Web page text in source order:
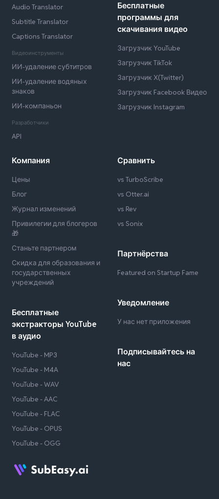
Audio Translator
Subtitle Translator
Captions Translator
Видеоинструменты
ИИ-удаление субтитров
ИИ-удаление водяных
знаков
ИИ-компаньон
Разработчики
API
Бесплатные
программы для
скачивания видео
Загрузчик YouTube
Загрузчик TikTok
Загрузчик X(Twitter)
Загрузчик Facebook Видео
Загрузчик Instagram
Компания
Цены
Блог
Журнал изменений
Привилегии для блогеров
🎁
Станьте партнером
Скидка для образования и
государственных
учреждений
Бесплатные
экстракторы YouTube
в аудио
YouTube - MP3
YouTube - M4A
YouTube - WAV
YouTube - AAC
YouTube - FLAC
YouTube - OPUS
YouTube - OGG
Сравнить
vs TurboScribe
vs Otter.ai
vs Rev
vs Sonix
Партнёрства
Featured on Startup Fame
Уведомление
У нас нет приложения
Подписывайтесь на
нас